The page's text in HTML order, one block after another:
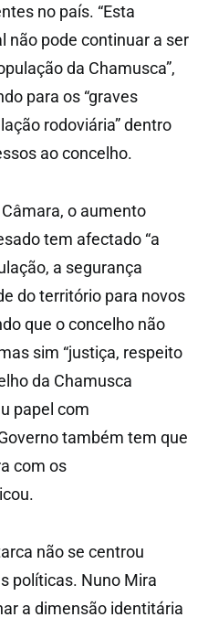
no país. “Esta
não pode continuar a ser
da Chamusca”,
para os “graves
rodoviária” dentro
ao concelho.
o aumento
tem afectado “a
a segurança
do território para novos
que o concelho não
sim “justiça, respeito
da Chamusca
papel com
também tem que
com os
não se centrou
políticas. Nuno Mira
a dimensão identitária